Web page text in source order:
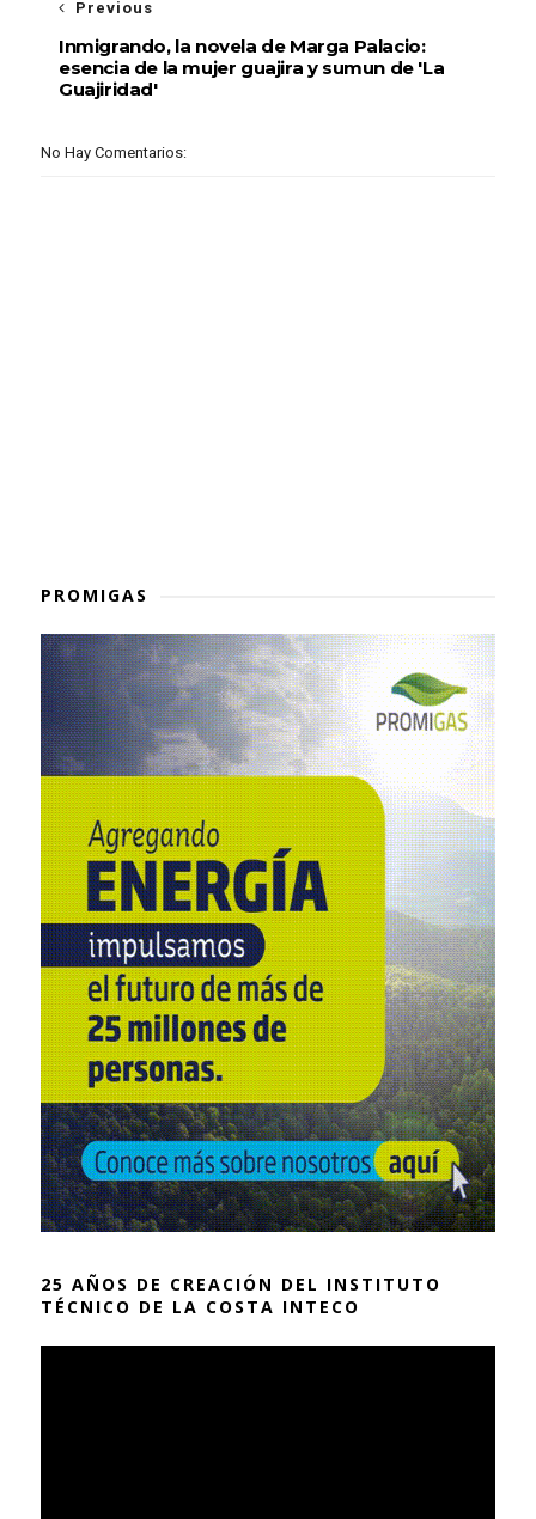
Previous
Inmigrando, la novela de Marga Palacio:
esencia de la mujer guajira y sumun de 'La
Guajiridad'
No Hay Comentarios:
PROMIGAS
25 AÑOS DE CREACIÓN DEL INSTITUTO
TÉCNICO DE LA COSTA INTECO